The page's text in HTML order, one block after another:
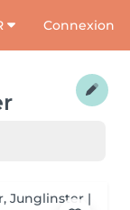
Connexion